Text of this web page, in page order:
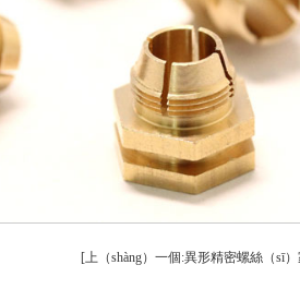
[上（shàng）一個:異形精密螺絲（sī